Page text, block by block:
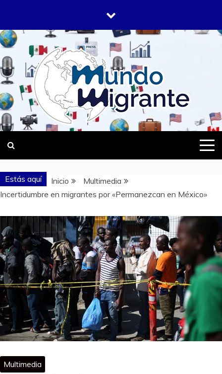
contenido
MUNDO
MIGRANTE
DONDE TODOS SOMOS MIGRANTES
Estás aquí Inicio
Multimedia
Incertidumbre en migrantes por «Permanezcan en México»
Multimedia